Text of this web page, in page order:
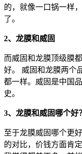
的，就像一口锅一样
了。
2、龙膜和威固
而威固和龙膜顶级膜
好。 威固和龙膜两个
都一样。威固是中国
史。
3、龙膜和威固哪个好？
至于龙膜威固哪个更
的对比，价钱方面肯